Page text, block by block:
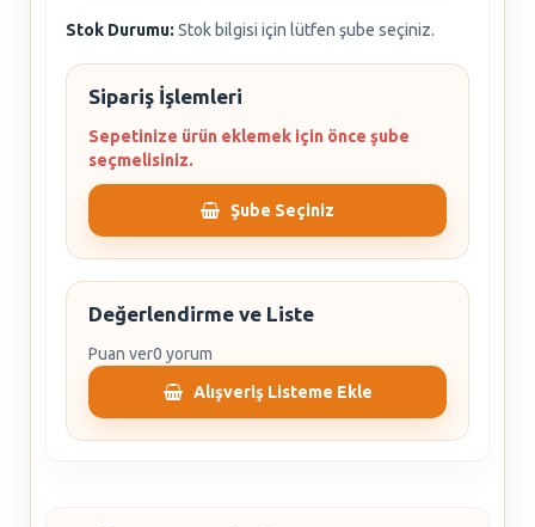
Stok Durumu: Stok bilgisi için lütfen şube seçiniz.
Sipariş İşlemleri
Sepetinize ürün eklemek için önce şube
seçmelisiniz.
Şube Seçiniz
Değerlendirme ve Liste
Puan ver0 yorum
Alışveriş Listeme Ekle